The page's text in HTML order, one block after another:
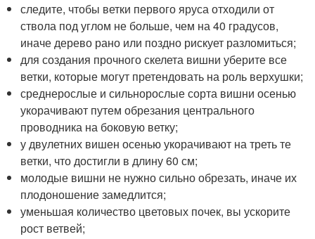
следите, чтобы ветки первого яруса отходили от
ствола под углом не больше, чем на 40 градусов,
иначе дерево рано или поздно рискует разломиться;
для создания прочного скелета вишни уберите все
ветки, которые могут претендовать на роль верхушки;
среднерослые и сильнорослые сорта вишни осенью
укорачивают путем обрезания центрального
проводника на боковую ветку;
у двулетних вишен осенью укорачивают на треть те
ветки, что достигли в длину 60 см;
молодые вишни не нужно сильно обрезать, иначе их
плодоношение замедлится;
уменьшая количество цветовых почек, вы ускорите
рост ветвей;